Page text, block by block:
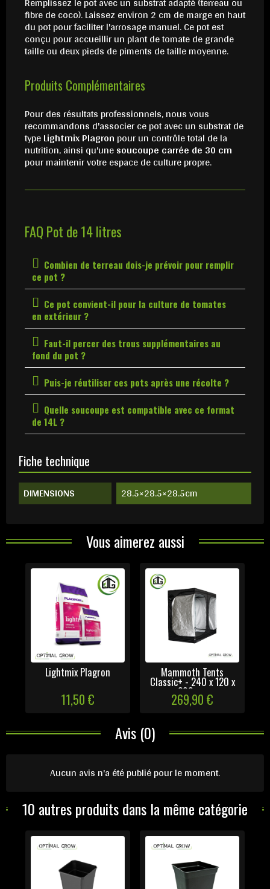
fibre de coco). Laissez environ 2 cm de marge en haut
du pot pour faciliter l'arrosage manuel. Ce pot est
conçu pour accueillir un plant de tomate de grande
taille ou deux pieds de piments de taille moyenne.
Produits Complémentaires
Pour des résultats professionnels, nous vous
recommandons d'associer ce pot avec un substrat de
typeLightmix Plagron pour un contrôle total de la
nutrition, ainsi qu'unesoucoupe carrée de 30 cm
pour maintenir votre espace de culture propre.
FAQ Pot de 14 litres
Combien de terreau dois-je prévoir pour remplir
ce pot ?
Ce pot convient-il pour la culture de tomates
en extérieur ?
Faut-il percer des trous supplémentaires au
fond du pot ?
Puis-je réutiliser ces pots après une récolte ?
Quelle soucoupe est compatible avec ce format
de 14L ?
Fiche technique
DIMENSIONS 28.5×28.5×28.5cm
Vous aimerez aussi
Lightmix Plagron
11,50 €
Mammoth Tents
Classic+ - 240 x 120 x
200 cm
269,90 €
Avis (0)
Aucun avis n'a été publié pour le moment.
10 autres produits dans la même catégorie